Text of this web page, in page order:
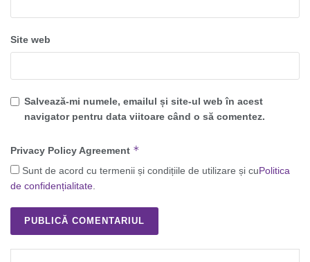
Site web
Salvează-mi numele, emailul și site-ul web în acest
navigator pentru data viitoare când o să comentez.
Privacy Policy Agreement *
Sunt de acord cu termenii și condițiile de utilizare și cuPolitica
de confidențialitate.